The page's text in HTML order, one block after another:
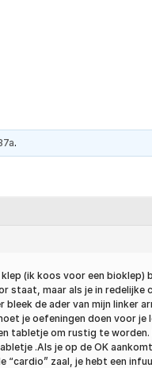
.
(ik koos voor een
staat, maar als je in
de ader van mijn linker
je oefeningen doen voor
tabletje om rustig te
.Als je op de OK
zaal, je hebt een